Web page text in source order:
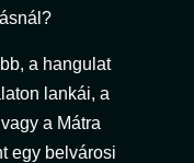
a hangulat
lankái, a
a Mátra
egy belvárosi